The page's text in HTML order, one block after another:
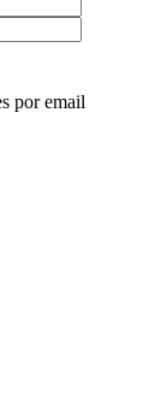
por email